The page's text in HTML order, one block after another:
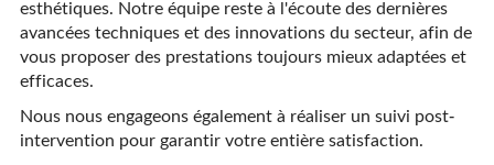
esthétiques. Notre équipe reste à l'écoute des dernières
avancées techniques et des innovations du secteur, afin de
vous proposer des prestations toujours mieux adaptées et
efficaces.
Nous nous engageons également à réaliser un suivi post-
intervention pour garantir votre entière satisfaction.